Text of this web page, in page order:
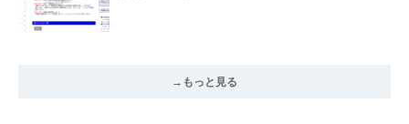
→もっと見る